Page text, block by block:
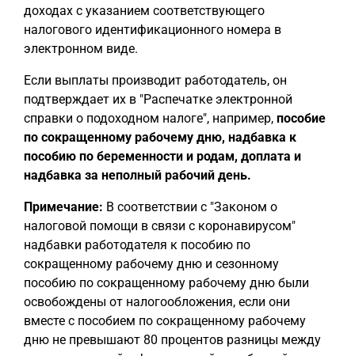
доходах с указанием соответствующего
налогового идентификационного номера в
электронном виде.
Если выплаты производит работодатель, он
подтверждает их в "Распечатке электронной
справки о подоходном налоге", например, пособие
по сокращенному рабочему дню, надбавка к
пособию по беременности и родам, доплата и
надбавка за неполный рабочий день.
Примечание: В соответствии с "Законом о
налоговой помощи в связи с коронавирусом"
надбавки работодателя к пособию по
сокращенному рабочему дню и сезонному
пособию по сокращенному рабочему дню были
освобождены от налогообложения, если они
вместе с пособием по сокращенному рабочему
дню не превышают 80 процентов разницы между